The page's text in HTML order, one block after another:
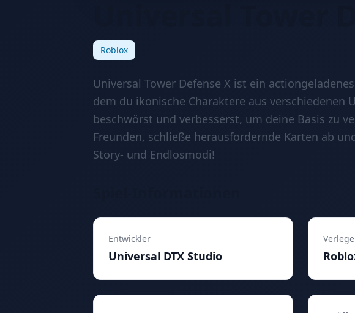
Roblox
Universal Tower Defense X ist ein
dem du ikonische Charaktere aus verschiedenen
beschwörst und verbesserst, um deine Basis zu
Freunden, schließe herausfordernde Karten ab
Story- und Endlosmodi!
Entwickler
Universal DTX Studio